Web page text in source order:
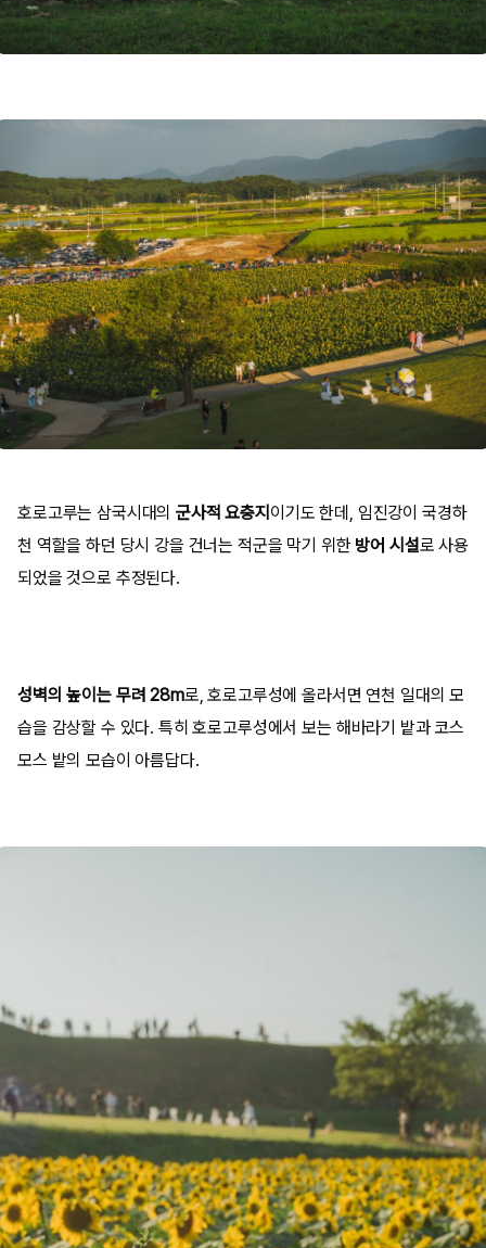
호로고루는 삼국시대의군사적 요충지 이기도 한데, 임진강이 국경하
천 역할을 하던 당시 강을 건너는 적군을 막기 위한 방어 시설로 사용
되었을 것으로 추정된다.
성벽의 높이는 무려 28m로, 호로고루성에 올라서면 연천 일대의 모
습을 감상할 수 있다. 특히 호로고루성에서 보는 해바라기 밭과 코스
모스 밭의 모습이 아름답다.